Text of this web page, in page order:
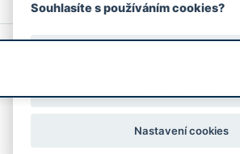
© 2026 Magistrát města Zlína
Souhlasíte s používáním cookies?
Nastavení cookies